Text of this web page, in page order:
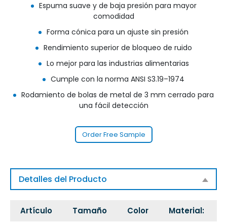
Espuma suave y de baja presión para mayor
comodidad
Forma cónica para un ajuste sin presión
Rendimiento superior de bloqueo de ruido
Lo mejor para las industrias alimentarias
Cumple con la norma ANSI S3.19–1974
Rodamiento de bolas de metal de 3 mm cerrado para
una fácil detección
Order Free Sample
Detalles del Producto
Artículo Tamaño Color Material: